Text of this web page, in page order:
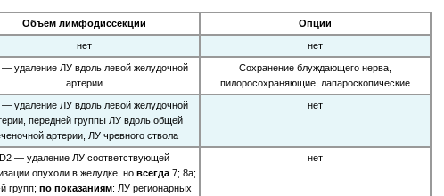
Объем лимфодиссекции Опции
нет нет
— удаление ЛУ вдоль левой желудочной
артерии
Сохранение блуждающего нерва,
пилоросохраняющие, лапароскопические
— удаление ЛУ вдоль левой желудочной
передней группы ЛУ вдоль общей
артерии, ЛУ чревного ствола
нет
D2 — удаление ЛУ соответствующей
опухоли в желудке, но всегда 7; 8а;
групп; по показаниям: ЛУ регионарных
нет